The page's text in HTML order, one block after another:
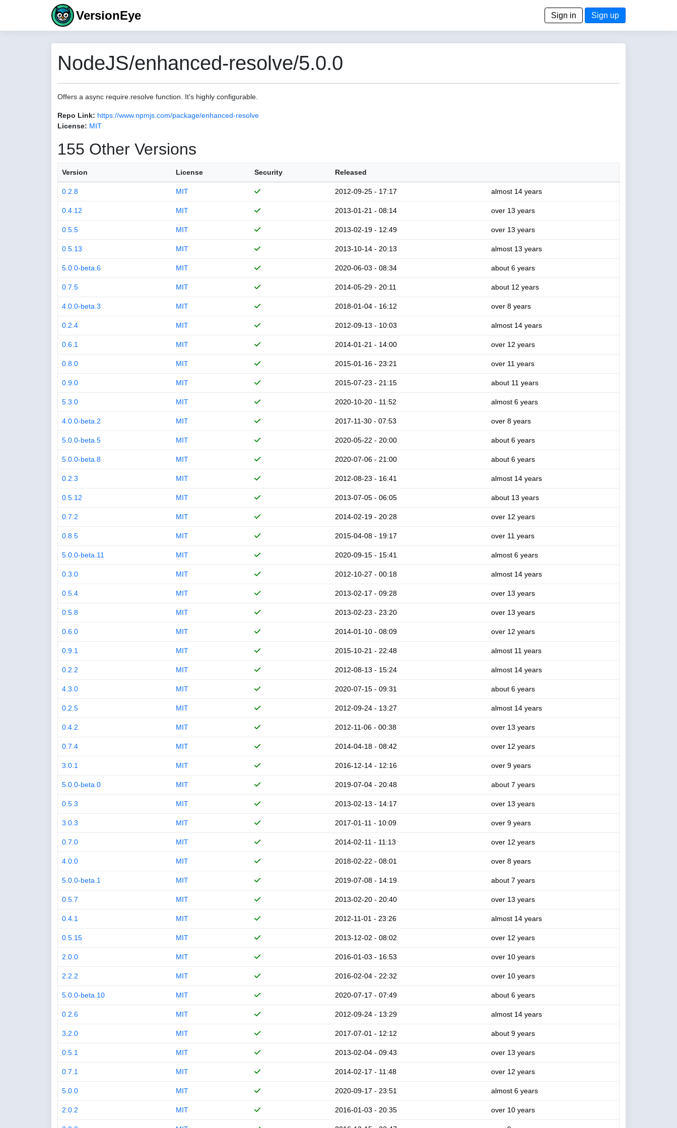
VersionEye Sign in Sign up
NodeJS/enhanced-resolve/5.0.0
Offers a async require.resolve function. It's highly configurable.
Repo Link: https://www.npmjs.com/package/enhanced-resolve
License: MIT
155 Other Versions
Version License Security Released
0.2.8 MIT 2012-09-25 - 17:17 almost 14 years
0.4.12 MIT 2013-01-21 - 08:14 over 13 years
0.5.5 MIT 2013-02-19 - 12:49 over 13 years
0.5.13 MIT 2013-10-14 - 20:13 almost 13 years
5.0.0-beta.6 MIT 2020-06-03 - 08:34 about 6 years
0.7.5 MIT 2014-05-29 - 20:11 about 12 years
4.0.0-beta.3 MIT 2018-01-04 - 16:12 over 8 years
0.2.4 MIT 2012-09-13 - 10:03 almost 14 years
0.6.1 MIT 2014-01-21 - 14:00 over 12 years
0.8.0 MIT 2015-01-16 - 23:21 over 11 years
0.9.0 MIT 2015-07-23 - 21:15 about 11 years
5.3.0 MIT 2020-10-20 - 11:52 almost 6 years
4.0.0-beta.2 MIT 2017-11-30 - 07:53 over 8 years
5.0.0-beta.5 MIT 2020-05-22 - 20:00 about 6 years
5.0.0-beta.8 MIT 2020-07-06 - 21:00 about 6 years
0.2.3 MIT 2012-08-23 - 16:41 almost 14 years
0.5.12 MIT 2013-07-05 - 06:05 about 13 years
0.7.2 MIT 2014-02-19 - 20:28 over 12 years
0.8.5 MIT 2015-04-08 - 19:17 over 11 years
5.0.0-beta.11 MIT 2020-09-15 - 15:41 almost 6 years
0.3.0 MIT 2012-10-27 - 00:18 almost 14 years
0.5.4 MIT 2013-02-17 - 09:28 over 13 years
0.5.8 MIT 2013-02-23 - 23:20 over 13 years
0.6.0 MIT 2014-01-10 - 08:09 over 12 years
0.9.1 MIT 2015-10-21 - 22:48 almost 11 years
0.2.2 MIT 2012-08-13 - 15:24 almost 14 years
4.3.0 MIT 2020-07-15 - 09:31 about 6 years
0.2.5 MIT 2012-09-24 - 13:27 almost 14 years
0.4.2 MIT 2012-11-06 - 00:38 over 13 years
0.7.4 MIT 2014-04-18 - 08:42 over 12 years
3.0.1 MIT 2016-12-14 - 12:16 over 9 years
5.0.0-beta.0 MIT 2019-07-04 - 20:48 about 7 years
0.5.3 MIT 2013-02-13 - 14:17 over 13 years
3.0.3 MIT 2017-01-11 - 10:09 over 9 years
0.7.0 MIT 2014-02-11 - 11:13 over 12 years
4.0.0 MIT 2018-02-22 - 08:01 over 8 years
5.0.0-beta.1 MIT 2019-07-08 - 14:19 about 7 years
0.5.7 MIT 2013-02-20 - 20:40 over 13 years
0.4.1 MIT 2012-11-01 - 23:26 almost 14 years
0.5.15 MIT 2013-12-02 - 08:02 over 12 years
2.0.0 MIT 2016-01-03 - 16:53 over 10 years
2.2.2 MIT 2016-02-04 - 22:32 over 10 years
5.0.0-beta.10 MIT 2020-07-17 - 07:49 about 6 years
0.2.6 MIT 2012-09-24 - 13:29 almost 14 years
3.2.0 MIT 2017-07-01 - 12:12 about 9 years
0.5.1 MIT 2013-02-04 - 09:43 over 13 years
0.7.1 MIT 2014-02-17 - 11:48 over 12 years
5.0.0 MIT 2020-09-17 - 23:51 almost 6 years
2.0.2 MIT 2016-01-03 - 20:35 over 10 years